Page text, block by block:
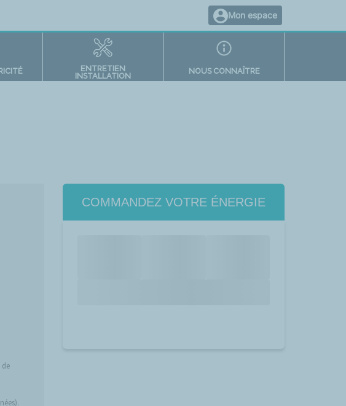
Mon espace
ENTRETIEN
INSTALLATION
NOUS CONNAÎTRE
COMMANDEZ VOTRE ÉNERGIE